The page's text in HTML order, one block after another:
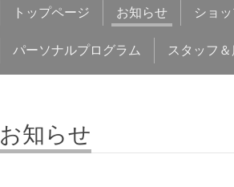
トップページ お知らせ ショ
パーソナルプログラム スタッフ
お知らせ